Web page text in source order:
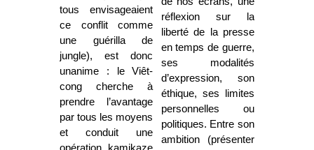
tous envisageaient
ce conflit comme
une guérilla de
jungle), est donc
unanime : le Viêt-
cong cherche à
prendre l’avantage
par tous les moyens
et conduit une
réflexion sur la
liberté de la presse
en temps de guerre,
ses modalités
d’expression, son
éthique, ses limites
personnelles ou
politiques. Entre son
ambition (présenter